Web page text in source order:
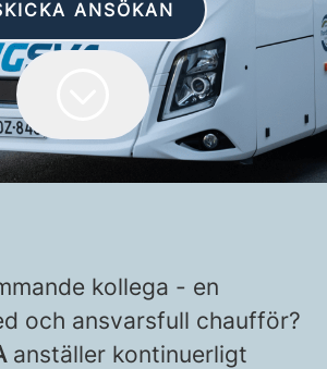
ANSÖKAN
kollega - en
och ansvarsfull chaufför?
anställer kontinuerligt